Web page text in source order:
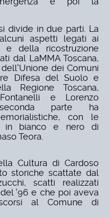
divide in due parti. La
aspetti legati ai
e della ricostruzione
dal LaMMA Toscana,
dei Comuni
Difesa del Suolo e
Regione Toscana,
e Lorenzo
parte ha
con le
in bianco e nero di
Teora.
Cultura di Cardoso
storiche scattate dal
scatti realizzati
'96 e che poi aveva
al Comune di